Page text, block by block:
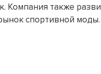
Компания также
спортивной моды.